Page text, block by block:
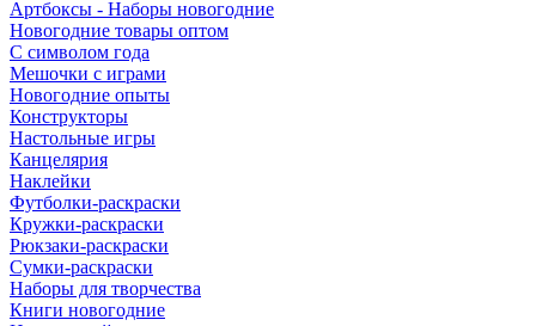
Артбоксы - Наборы новогодние
Новогодние товары оптом
С символом года
Мешочки с играми
Новогодние опыты
Конструкторы
Настольные игры
Канцелярия
Наклейки
Футболки-раскраски
Кружки-раскраски
Рюкзаки-раскраски
Сумки-раскраски
Наборы для творчества
Книги новогодние